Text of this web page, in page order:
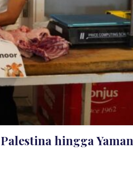
hingga Yaman